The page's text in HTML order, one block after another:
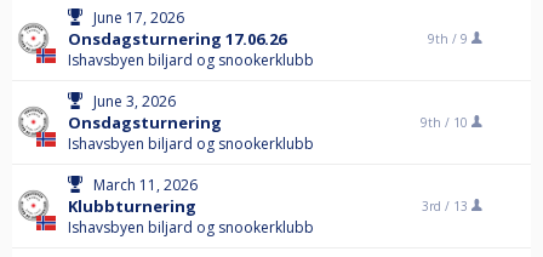
June 17, 2026
Onsdagsturnering 17.06.26
Ishavsbyen biljard og snookerklubb
9th / 9
June 3, 2026
Onsdagsturnering
Ishavsbyen biljard og snookerklubb
9th / 10
March 11, 2026
Klubbturnering
Ishavsbyen biljard og snookerklubb
3rd / 13